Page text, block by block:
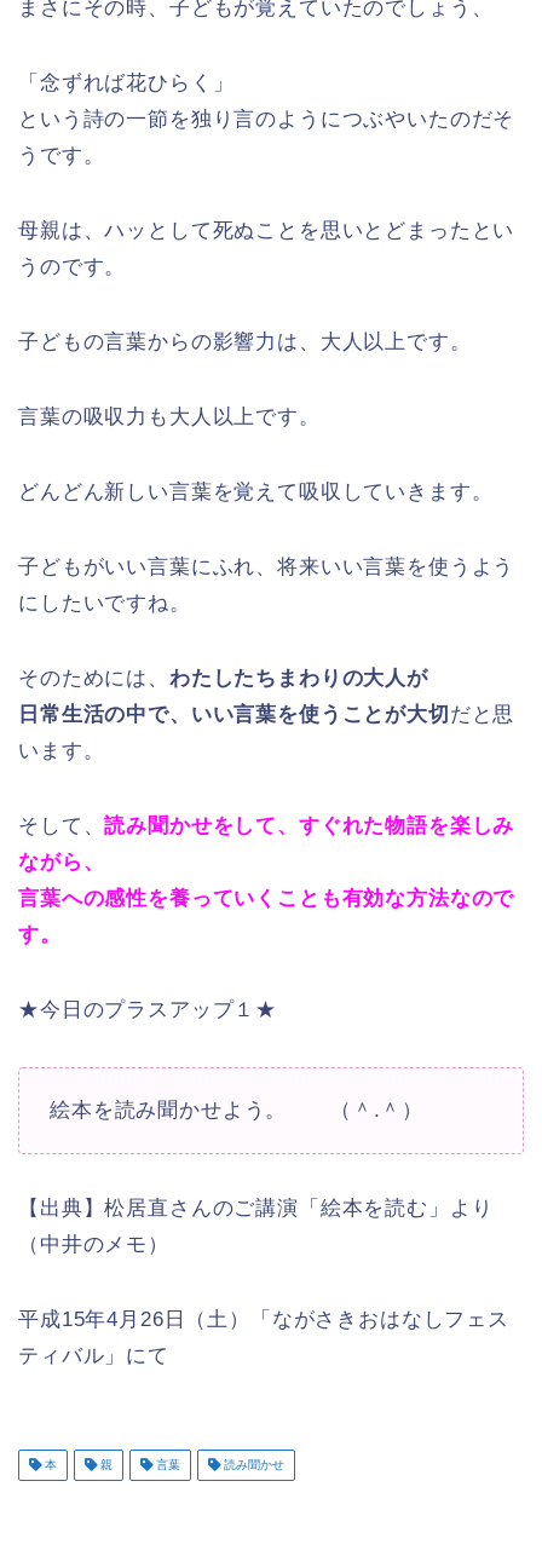
まさにその時、子どもが覚えていたのでしょう、
「念ずれば花ひらく」
という詩の一節を独り言のようにつぶやいたのだそ
うです。
母親は、ハッとして死ぬことを思いとどまったとい
うのです。
子どもの言葉からの影響力は、大人以上です。
言葉の吸収力も大人以上です。
どんどん新しい言葉を覚えて吸収していきます。
子どもがいい言葉にふれ、将来いい言葉を使うよう
にしたいですね。
そのためには、 わたしたちまわりの大人が
日常生活の中で、いい言葉を使うことが大切 だと思
います。
そして、読み聞かせをして、すぐれた物語を楽しみ
ながら、
言葉への感性を養っていくことも有効な方法なので
す。
★今日のプラスアップ１★
絵本を読み聞かせよう。 （＾.＾）
【出典】松居直さんのご講演「絵本を読む」より
（中井のメモ）
平成15年4月26日（土）「ながさきおはなしフェス
ティバル」にて
本 親 言葉 読み聞かせ